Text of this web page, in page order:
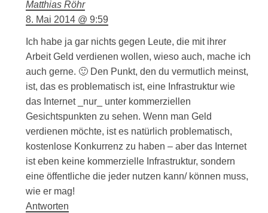
Matthias Röhr
8. Mai 2014 @ 9:59
Ich habe ja gar nichts gegen Leute, die mit ihrer
Arbeit Geld verdienen wollen, wieso auch, mache ich
auch gerne. 🙂 Den Punkt, den du vermutlich meinst,
ist, das es problematisch ist, eine Infrastruktur wie
das Internet _nur_ unter kommerziellen
Gesichtspunkten zu sehen. Wenn man Geld
verdienen möchte, ist es natürlich problematisch,
kostenlose Konkurrenz zu haben – aber das Internet
ist eben keine kommerzielle Infrastruktur, sondern
eine öffentliche die jeder nutzen kann/ können muss,
wie er mag!
Antworten